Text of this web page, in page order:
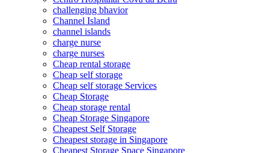
challenging bhavior
Channel Island
channel islands
charge nurse
charge nurses
Cheap rental storage
Cheap self storage
Cheap self storage Services
Cheap Storage
Cheap storage rental
Cheap Storage Singapore
Cheapest Self Storage
Cheapest storage in Singapore
Cheapest Storage Space Singapore